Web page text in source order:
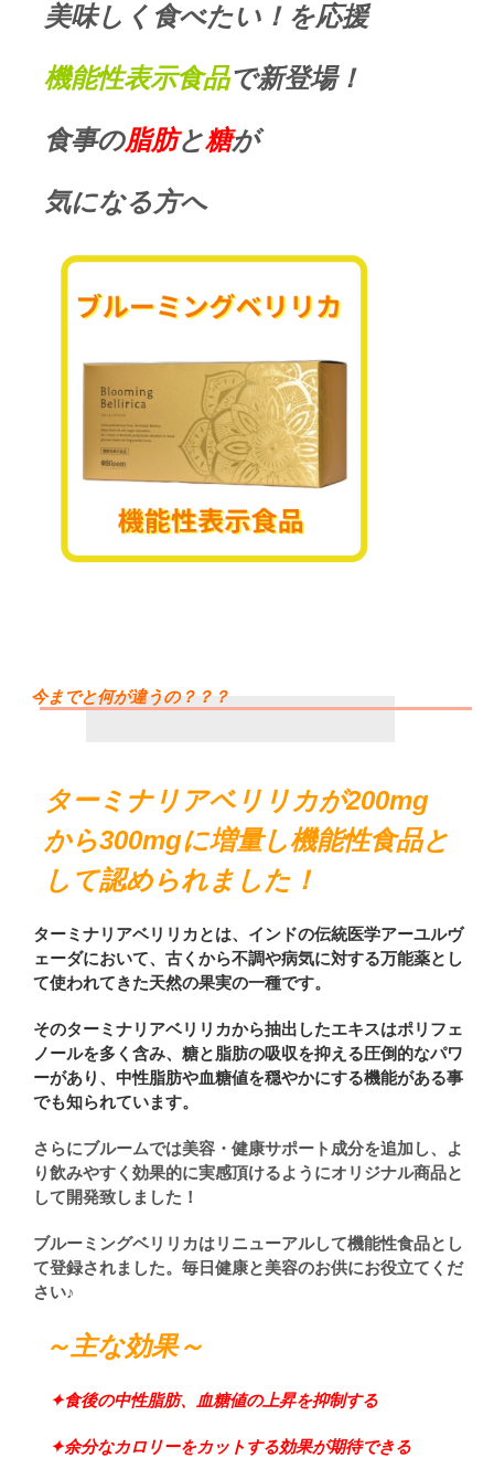
美味しく食べたい！を応援
機能性表示食品で新登場！
食事の脂肪と糖が
気になる方へ
今までと何が違うの？？？
ターミナリアベリリカが200mg
から300mgに増量し機能性食品と
して認められました！
ターミナリアベリリカとは、インドの伝統医学アーユルヴ
ェーダにおいて、古くから不調や病気に対する万能薬とし
て使われてきた天然の果実の一種です。
そのターミナリアベリリカから抽出したエキスはポリフェ
ノールを多く含み、糖と脂肪の吸収を抑える圧倒的なパワ
ーがあり、中性脂肪や血糖値を穏やかにする機能がある事
でも知られています。
さらにブルームでは美容・健康サポート成分を追加し、よ
り飲みやすく効果的に実感頂けるようにオリジナル商品と
して開発致しました！
ブルーミングベリリカはリニューアルして機能性食品とし
て登録されました。毎日健康と美容のお供にお役立てくだ
さい♪
～主な効果～
✦食後の中性脂肪、血糖値の上昇を抑制する
✦余分なカロリーをカットする効果が期待できる